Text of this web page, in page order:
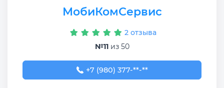
МобиКомСервис
2 отзыва
№11из 50
+7 (980) 377-77-77
+7 (980) 377-**-**